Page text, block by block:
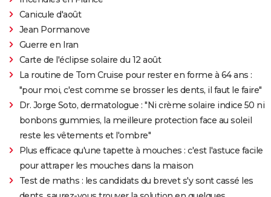
Canicule d'août
Jean Pormanove
Guerre en Iran
Carte de l'éclipse solaire du 12 août
La routine de Tom Cruise pour rester en forme à 64 ans :
"pour moi, c'est comme se brosser les dents, il faut le faire"
Dr. Jorge Soto, dermatologue : "Ni crème solaire indice 50 ni
bonbons gummies, la meilleure protection face au soleil
reste les vêtements et l'ombre"
Plus efficace qu'une tapette à mouches : c'est l'astuce facile
pour attraper les mouches dans la maison
Test de maths : les candidats du brevet s'y sont cassé les